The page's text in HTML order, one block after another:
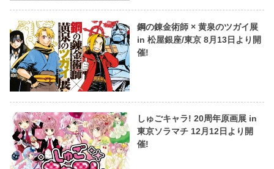
鋼の錬金術師 × 黄泉のツガイ展
in 松屋銀座/東京 8月13日より開
催!
しゅごキャラ! 20周年原画展 in
東京ソラマチ 12月12日より開
催!